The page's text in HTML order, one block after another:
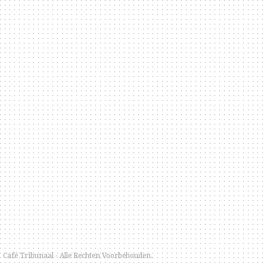
Café Tribunaal - Alle Rechten Voorbehouden.